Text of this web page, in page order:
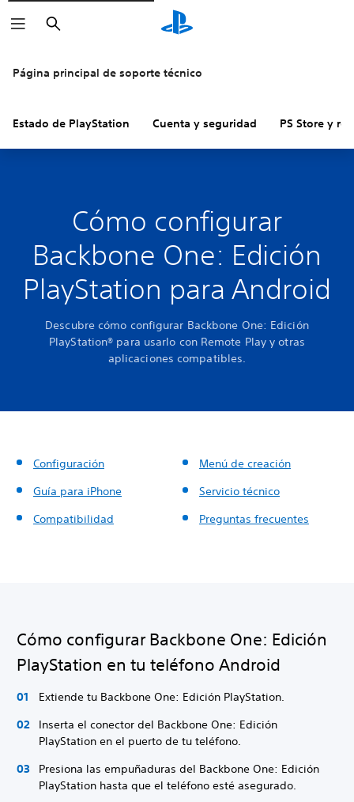
Buscar
Página principal de soporte técnico
Estado de PlayStation Cuenta y seguridad PS Store y
Cómo configurar
Backbone One: Edición
PlayStation para Android
Descubre cómo configurar Backbone One: Edición
PlayStation® para usarlo con Remote Play y otras
aplicaciones compatibles.
Configuración
Guía para iPhone
Compatibilidad
Menú de creación
Servicio técnico
Preguntas frecuentes
Cómo configurar Backbone One: Edición
PlayStation en tu teléfono Android
Extiende tu Backbone One: Edición PlayStation.
Inserta el conector del Backbone One: Edición
PlayStation en el puerto de tu teléfono.
Presiona las empuñaduras del Backbone One: Edición
PlayStation hasta que el teléfono esté asegurado.